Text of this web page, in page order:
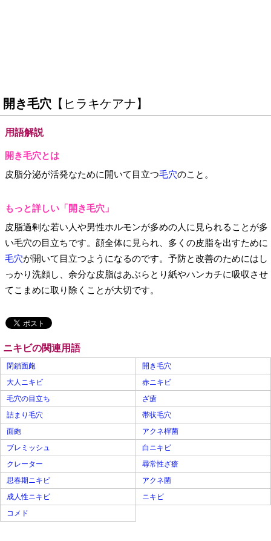
開き毛穴 【ヒラキケアナ】
用語解説
開き毛穴とは
皮脂分泌が活発なために開いて目立つ毛穴のこと。
もっと詳しい「開き毛穴」
皮脂過剰な若い人や男性ホルモンが多めの人に見られることが多
い毛穴の目立ちです。顔全体に見られ、多くの皮脂を出すために
毛穴が開いて目立つようになるのです。予防と改善のためにはし
っかり洗顔し、余分な皮脂はあぶらとり紙やハンカチに吸収させ
てこまめに取り除くことが大切です。
ニキビの関連用語
閉鎖面皰
開き毛穴
大人ニキビ
赤ニキビ
毛穴の目立ち
ざ瘡
詰まり毛穴
帯状毛穴
面皰
アクネ桿菌
ブレミッシュ
白ニキビ
クレーター
尋常性ざ瘡
思春期ニキビ
アクネ菌
成人性ニキビ
ニキビ
コメド